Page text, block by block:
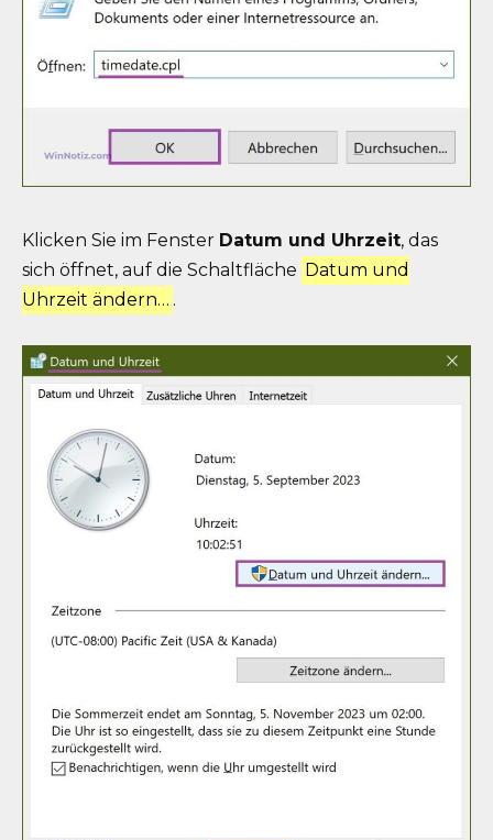
Klicken Sie im Fenster Datum und Uhrzeit, das
sich öffnet, auf die Schaltfläche Datum und
Uhrzeit ändern… .